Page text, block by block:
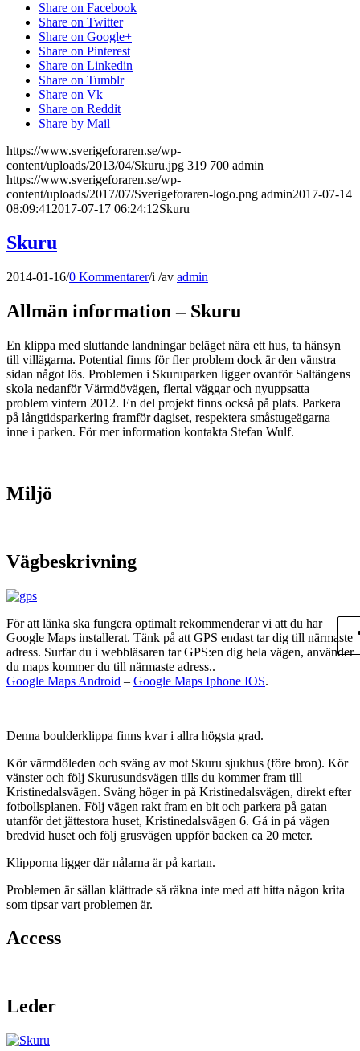
Share on Facebook
Share on Twitter
Share on Google+
Share on Pinterest
Share on Linkedin
Share on Tumblr
Share on Vk
Share on Reddit
Share by Mail
https://www.sverigeforaren.se/wp-
content/uploads/2013/04/Skuru.jpg 319 700 admin
https://www.sverigeforaren.se/wp-
content/uploads/2017/07/Sverigeforaren-logo.png admin2017-07-14
08:09:41 2017-07-17 06:24:12Skuru
Skuru
2014-01-16/0 Kommentarer/i /av admin
Allmän information – Skuru
En klippa med sluttande landningar beläget nära ett hus, ta hänsyn
till villägarna. Potential finns för fler problem dock är den vänstra
sidan något lös. Problemen i Skuruparken ligger ovanför Saltängens
skola nedanför Värmdövägen, flertal väggar och nyuppsatta
problem vintern 2012. En del projekt finns också på plats. Parkera
på långtidsparkering framför dagiset, respektera småstugeägarna
inne i parken. För mer information kontakta Stefan Wulf.
Miljö
Vägbeskrivning
För att länka ska fungera optimalt rekommenderar vi att du har
Google Maps installerat. Tänk på att GPS endast tar dig till närmaste
adress. Surfar du i webbläsaren tar GPS:en dig hela vägen, använder
du maps kommer du till närmaste adress..
Google Maps Android – Google Maps Iphone IOS.
Denna boulderklippa finns kvar i allra högsta grad.
Kör värmdöleden och sväng av mot Skuru sjukhus (före bron). Kör
vänster och följ Skurusundsvägen tills du kommer fram till
Kristinedalsvägen. Sväng höger in på Kristinedalsvägen, direkt efter
fotbollsplanen. Följ vägen rakt fram en bit och parkera på gatan
utanför det jättestora huset, Kristinedalsvägen 6. Gå in på vägen
bredvid huset och följ grusvägen uppför backen ca 20 meter.
Klipporna ligger där nålarna är på kartan.
Problemen är sällan klättrade så räkna inte med att hitta någon krita
som tipsar vart problemen är.
Access
Leder